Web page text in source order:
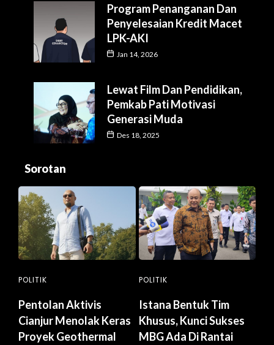
Program Penanganan Dan
Penyelesaian Kredit Macet
LPK-AKI
Jan 14, 2026
Lewat Film Dan Pendidikan,
Pemkab Pati Motivasi
Generasi Muda
Des 18, 2025
Sorotan
POLITIK
Pentolan Aktivis
Cianjur Menolak Keras
Proyek Geothermal
POLITIK
Istana Bentuk Tim
Khusus, Kunci Sukses
MBG Ada Di Rantai